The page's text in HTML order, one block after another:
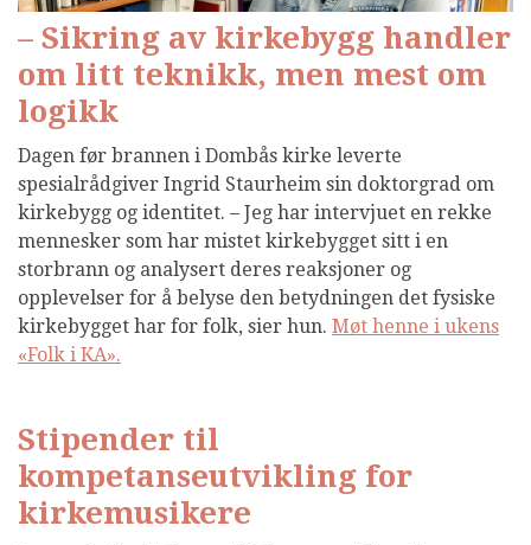
– Sikring av kirkebygg handler
om litt teknikk, men mest om
logikk
Dagen før brannen i Dombås kirke leverte
spesialrådgiver Ingrid Staurheim sin doktorgrad om
kirkebygg og identitet. – Jeg har intervjuet en rekke
mennesker som har mistet kirkebygget sitt i en
storbrann og analysert deres reaksjoner og
opplevelser for å belyse den betydningen det fysiske
kirkebygget har for folk, sier hun. Møt henne i ukens
«Folk i KA».
Stipender til
kompetanseutvikling for
kirkemusikere